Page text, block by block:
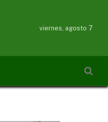
viernes, agosto 7